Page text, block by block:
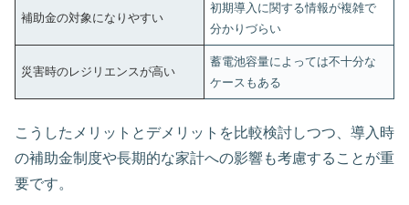
補助金の対象になりやすい
初期導入に関する情報が複雑で
分かりづらい
災害時のレジリエンスが高い
蓄電池容量によっては不十分な
ケースもある
こうしたメリットとデメリットを比較検討しつつ、導入時
の補助金制度や長期的な家計への影響も考慮することが重
要です。